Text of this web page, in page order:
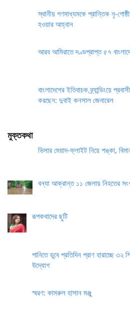
স্থানীয় গণমাধ্যমকে প্রান্তিক নৃ-
হওয়ার আহ্বান
আরব আমিরাতে দণ্ডপ্রাপ্ত ৫৭
বাংলাদেশের ইতিবাচক ব্র্যান্ডিংয়ে
করছেন: দুবাই কনসাল জেনারেল
মুক্তকথা
ভিসার মেয়াদ-ফ্লাইট নিয়ে শঙ্কা,
বন্যা আক্রান্ত ১১ জেলায় নিহতের
রূপকথাদের ছুটি
পানিতে ডুবে প্রতিদিন প্রাণ হারাচ্ছে ৩২
উদ্যোগ
স্মরণ: কামরুল হাসান মঞ্জু